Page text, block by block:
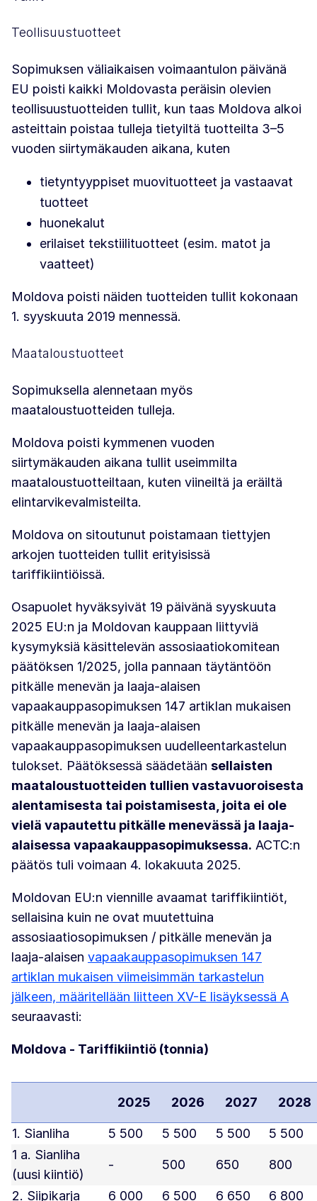
Teollisuustuotteet
Sopimuksen väliaikaisen voimaantulon päivänä
EU poisti kaikki Moldovasta peräisin olevien
teollisuustuotteiden tullit, kun taas Moldova alkoi
asteittain poistaa tulleja tietyiltä tuotteilta 3–5
vuoden siirtymäkauden aikana, kuten
tietyntyyppiset muovituotteet ja vastaavat
tuotteet
huonekalut
erilaiset tekstiilituotteet (esim. matot ja
vaatteet)
Moldova poisti näiden tuotteiden tullit kokonaan
1. syyskuuta 2019 mennessä.
Maataloustuotteet
Sopimuksella alennetaan myös
maataloustuotteiden tulleja.
Moldova poisti kymmenen vuoden
siirtymäkauden aikana tullit useimmilta
maataloustuotteiltaan, kuten viineiltä ja eräiltä
elintarvikevalmisteilta.
Moldova on sitoutunut poistamaan tiettyjen
arkojen tuotteiden tullit erityisissä
tariffikiintiöissä.
Osapuolet hyväksyivät 19 päivänä syyskuuta
2025 EU:n ja Moldovan kauppaan liittyviä
kysymyksiä käsittelevän assosiaatiokomitean
päätöksen 1/2025, jolla pannaan täytäntöön
pitkälle menevän ja laaja-alaisen
vapaakauppasopimuksen 147 artiklan mukaisen
pitkälle menevän ja laaja-alaisen
vapaakauppasopimuksen uudelleentarkastelun
tulokset. Päätöksessä säädetään sellaisten
maataloustuotteiden tullien vastavuoroisesta
alentamisesta tai poistamisesta, joita ei ole
vielä vapautettu pitkälle menevässä ja laaja-
alaisessa vapaakauppasopimuksessa. ACTC:n
päätös tuli voimaan 4. lokakuuta 2025.
Moldovan EU:n viennille avaamat tariffikiintiöt,
sellaisina kuin ne ovat muutettuina
assosiaatiosopimuksen / pitkälle menevän ja
laaja-alaisen vapaakauppasopimuksen 147
artiklan mukaisen viimeisimmän tarkastelun
jälkeen, määritellään liitteen XV-E lisäyksessä A
seuraavasti:
Moldova - Tariffikiintiö (tonnia)
2025 2026 2027 2028
1. Sianliha 5 500 5 500 5 500
5 500
1 a. Sianliha
(uusi kiintiö)
- 500 650 800
2. Siipikarja 6 000 6 500 6 650
6 800